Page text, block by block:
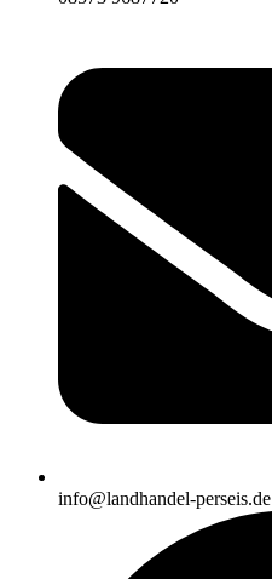
info@landhandel-perseis.de